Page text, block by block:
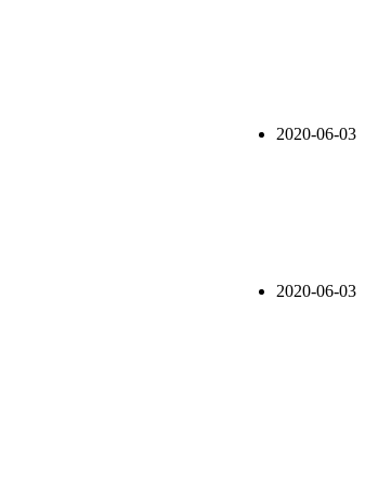
2020-06-03
2020-06-03